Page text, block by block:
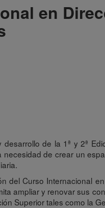
en
de la 1ª y 2ª
de crear un
del Curso Internacional
ampliar y renovar sus
Superior tales como la